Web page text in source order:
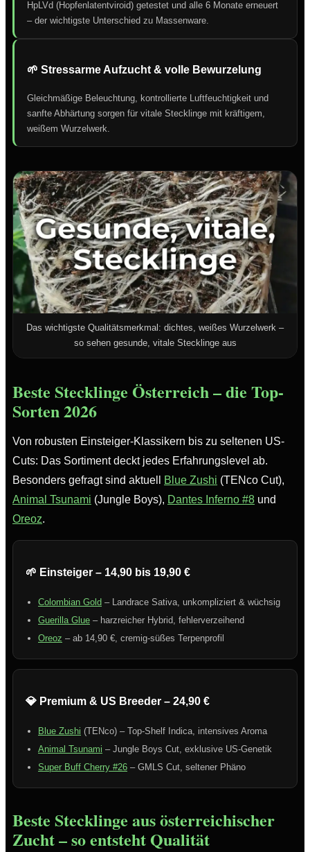
HpLVd (Hopfenlatentviroid) getestet und alle 6 Monate erneuert
– der wichtigste Unterschied zu Massenware.
🌱 Stressarme Aufzucht & volle Bewurzelung
Gleichmäßige Beleuchtung, kontrollierte Luftfeuchtigkeit und
sanfte Abhärtung sorgen für vitale Stecklinge mit kräftigem,
weißem Wurzelwerk.
Das wichtigste Qualitätsmerkmal: dichtes, weißes Wurzelwerk –
so sehen gesunde, vitale Stecklinge aus
Beste Stecklinge Österreich – die Top-
Sorten 2026
Von robusten Einsteiger-Klassikern bis zu seltenen US-
Cuts: Das Sortiment deckt jedes Erfahrungslevel ab.
Besonders gefragt sind aktuell
Blue Zushi (TENco Cut),
Animal Tsunami (Jungle Boys), Dantes Inferno #8 und
Oreoz.
🌱 Einsteiger – 14,90 bis 19,90 €
Colombian Gold – Landrace Sativa, unkompliziert & wüchsig
Guerilla Glue – harzreicher Hybrid, fehlerverzeihend
Oreoz – ab 14,90 €, cremig-süßes Terpenprofil
💎 Premium & US Breeder – 24,90 €
Blue Zushi (TENco) – Top-Shelf Indica, intensives Aroma
Animal Tsunami – Jungle Boys Cut, exklusive US-Genetik
Super Buff Cherry #26 – GMLS Cut, seltener Phäno
Beste Stecklinge aus österreichischer
Zucht – so entsteht Qualität